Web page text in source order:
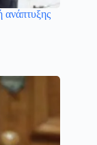
ανάπτυξης